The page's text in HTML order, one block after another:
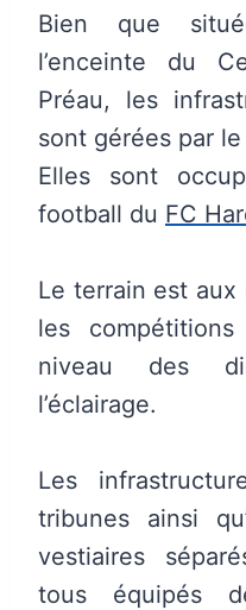
Bien que
l’enceinte du
Préau, les
sont gérées par
Elles sont
football du FC
Le terrain est
les
niveau des
l’éclairage.
Les
tribunes ainsi
vestiaires
tous équipés